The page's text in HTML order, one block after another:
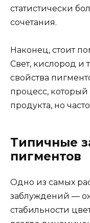
статистически
сочетания.
Наконец, стоит
Свет, кислород и
свойства
процесс, который
продукта, но
Типичные
пигментов
Одно из самых
заблуждений —
стабильности